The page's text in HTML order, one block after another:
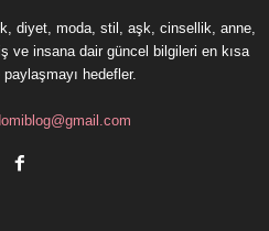
diyet, moda, stil, aşk, cinsellik, anne,
ve insana dair güncel bilgileri en kısa
hedefler.